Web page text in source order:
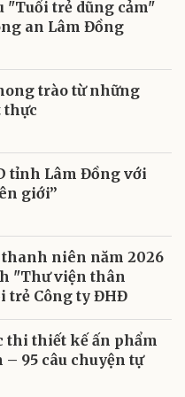
"Tuổi trẻ dũng cảm"
an Lâm Đồng
trào từ những
thực
tỉnh Lâm Đồng với
giới”
niên năm 2026
"Thư viện thân
trẻ Công ty ĐHĐ
thi thiết kế ấn phẩm
– 95 câu chuyện tự